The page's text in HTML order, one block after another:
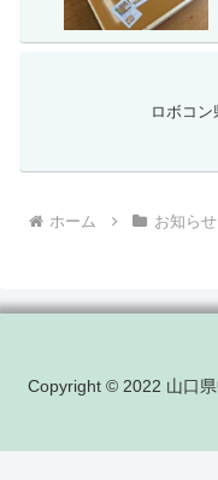
ロボコ
ホーム お知らせ
Copyright © 2022 山口